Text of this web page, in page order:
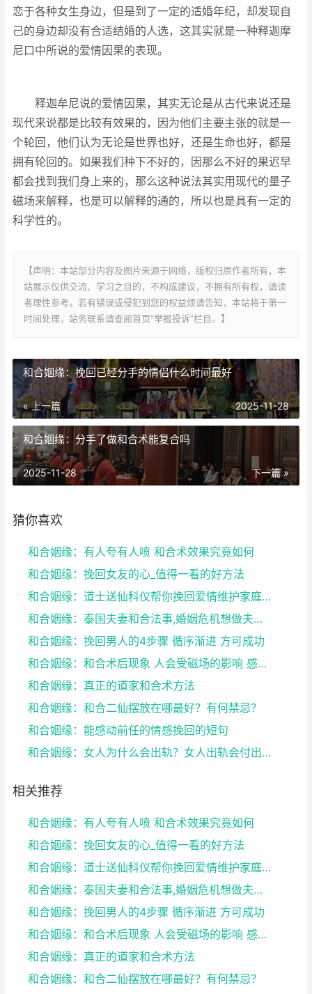
恋于各种女生身边，但是到了一定的适婚年纪，却发现自
己的身边却没有合适结婚的人选，这其实就是一种释迦摩
尼口中所说的爱情因果的表现。
释迦牟尼说的爱情因果，其实无论是从古代来说还是
现代来说都是比较有效果的，因为他们主要主张的就是一
个轮回，他们认为无论是世界也好，还是生命也好，都是
拥有轮回的。如果我们种下不好的，因那么不好的果迟早
都会找到我们身上来的，那么这种说法其实用现代的量子
磁场来解释，也是可以解释的通的，所以也是具有一定的
科学性的。
【声明：本站部分内容及图片来源于网络，版权归原作者所有，本
站展示仅供交流、学习之目的，不构成建议，不拥有所有权，请读
者理性参考。若有错误或侵犯到您的权益烦请告知，本站将于第一
时间处理，站务联系请查阅首页“举报投诉”栏目。】
和合姻缘：挽回已经分手的情侣什么时间最好
« 上一篇 2025-11-28
和合姻缘：分手了做和合术能复合吗
下一篇 »
2025-11-28
猜你喜欢
和合姻缘：有人夸有人喷 和合术效果究竟如何
和合姻缘：挽回女友的心_值得一看的好方法
和合姻缘：道士送仙科仪帮你挽回爱情维护家庭完整
和合姻缘：泰国夫妻和合法事,婚姻危机想做夫妻和合法...
和合姻缘：挽回男人的4步骤 循序渐进 方可成功
和合姻缘：和合术后现象 人会受磁场的影响 感到头晕...
和合姻缘：真正的道家和合术方法
和合姻缘：和合二仙摆放在哪最好？有何禁忌？
和合姻缘：能感动前任的情感挽回的短句
和合姻缘：女人为什么会出轨？女人出轨会付出感情吗？
相关推荐
和合姻缘：有人夸有人喷 和合术效果究竟如何
和合姻缘：挽回女友的心_值得一看的好方法
和合姻缘：道士送仙科仪帮你挽回爱情维护家庭完整
和合姻缘：泰国夫妻和合法事,婚姻危机想做夫妻和合法...
和合姻缘：挽回男人的4步骤 循序渐进 方可成功
和合姻缘：和合术后现象 人会受磁场的影响 感到头晕...
和合姻缘：真正的道家和合术方法
和合姻缘：和合二仙摆放在哪最好？有何禁忌？